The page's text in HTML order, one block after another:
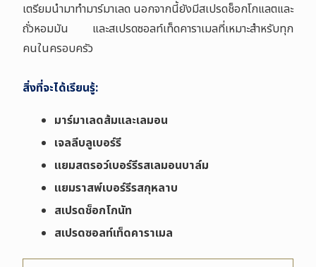
เตรียมนำมาทำมาร์มาเลด นอกจากนี้ยังมีสเปรดช็อกโกแลตและ
ถั่วหอมมัน และสเปรดซอลท์เท็ดคาราเมลที่เหมาะสำหรับทุก
คนในครอบครัว
สิ่งที่จะได้เรียนรู้:
มาร์มาเลดส้มและเลมอน
เจลลีบลูเบอร์รี
แยมสตรอว์เบอร์รีรสเลมอนบาล์ม
แยมราสพ์เบอร์รีรสกุหลาบ
สเปรดช็อกโกนัท
สเปรดซอลท์เท็ดคาราเมล